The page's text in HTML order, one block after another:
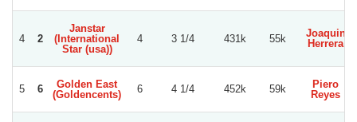
4 2
Janstar
(International
Star (usa))
4 3 1/4 431k 55k
Joaquin
Herrera
5 6
Golden East
(Goldencents)
6 4 1/4 452k 59k
Piero
Reyes